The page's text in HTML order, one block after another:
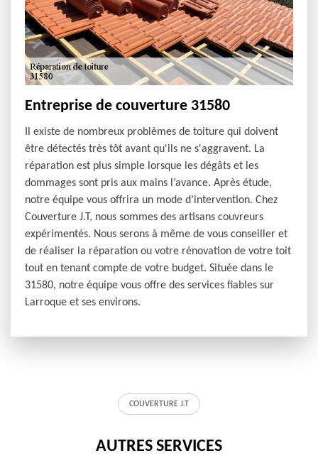
Entreprise de couverture 31580
Il existe de nombreux problèmes de toiture qui doivent
être détectés très tôt avant qu'ils ne s'aggravent. La
réparation est plus simple lorsque les dégâts et les
dommages sont pris aux mains l’avance. Après étude,
notre équipe vous offrira un mode d’intervention. Chez
Couverture J.T, nous sommes des artisans couvreurs
expérimentés. Nous serons à même de vous conseiller et
de réaliser la réparation ou votre rénovation de votre toit
tout en tenant compte de votre budget. Située dans le
31580, notre équipe vous offre des services fiables sur
Larroque et ses environs.
COUVERTURE J.T
AUTRES SERVICES